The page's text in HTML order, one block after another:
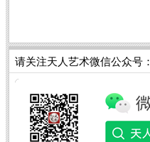
请关注天人艺术微信公众号：